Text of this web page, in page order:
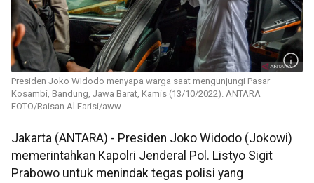
Presiden Joko WIdodo menyapa warga saat mengunjungi Pasar
Kosambi, Bandung, Jawa Barat, Kamis (13/10/2022). ANTARA
FOTO/Raisan Al Farisi/aww.
Jakarta (ANTARA) - Presiden Joko Widodo (Jokowi)
memerintahkan Kapolri Jenderal Pol. Listyo Sigit
Prabowo untuk menindak tegas polisi yang